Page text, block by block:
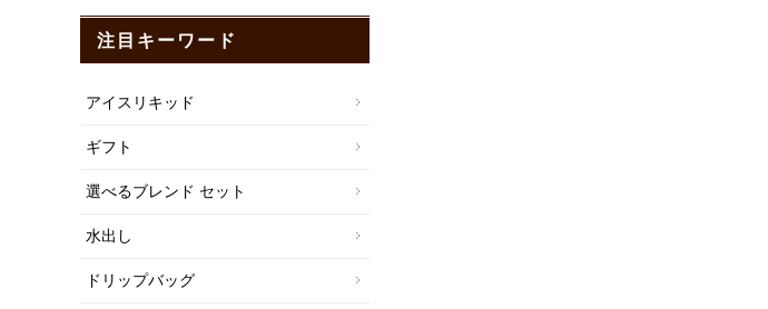
注目キーワード
アイスリキッド
ギフト
選べるブレンド セット
水出し
ドリップバッグ